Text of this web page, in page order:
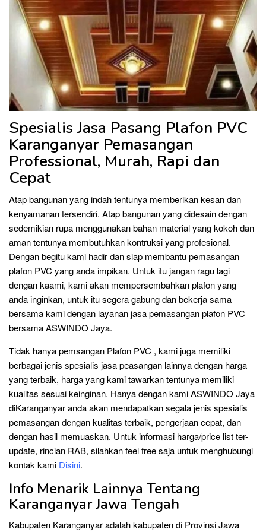
Spesialis Jasa Pasang Plafon PVC
Karanganyar Pemasangan
Professional, Murah, Rapi dan
Cepat
Atap bangunan yang indah tentunya memberikan kesan dan
kenyamanan tersendiri. Atap bangunan yang didesain dengan
sedemikian rupa menggunakan bahan material yang kokoh dan
aman tentunya membutuhkan kontruksi yang profesional.
Dengan begitu kami hadir dan siap membantu pemasangan
plafon PVC yang anda impikan. Untuk itu jangan ragu lagi
dengan kaami, kami akan mempersembahkan plafon yang
anda inginkan, untuk itu segera gabung dan bekerja sama
bersama kami dengan layanan jasa pemasangan plafon PVC
bersama ASWINDO Jaya.
Tidak hanya pemsangan Plafon PVC , kami juga memiliki
berbagai jenis spesialis jasa peasangan lainnya dengan harga
yang terbaik, harga yang kami tawarkan tentunya memiliki
kualitas sesuai keinginan. Hanya dengan kami ASWINDO Jaya
diKaranganyar anda akan mendapatkan segala jenis spesialis
pemasangan dengan kualitas terbaik, pengerjaan cepat, dan
dengan hasil memuaskan. Untuk informasi harga/price list ter-
update, rincian RAB, silahkan feel free saja untuk menghubungi
kontak kami Disini.
Info Menarik Lainnya Tentang
Karanganyar Jawa Tengah
Kabupaten Karanganyar adalah kabupaten di Provinsi Jawa